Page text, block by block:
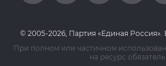
© 2005-2026, Партия «Единая
При полном или частичном
на ресурс